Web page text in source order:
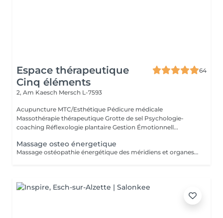
Espace thérapeutique
Cinq éléments
64
2, Am Kaesch Mersch L-7593
Acupuncture MTC/Esthétique Pédicure médicale
Massothérapie thérapeutique Grotte de sel Psychologie-
coaching Réflexologie plantaire Gestion Émotionnell...
Massage osteo énergetique
Massage ostéopathie énergétique des méridiens et organes. Blocage de l'auto-guérison et du mieux-être. Prise en charge phytotherapeutique associé.